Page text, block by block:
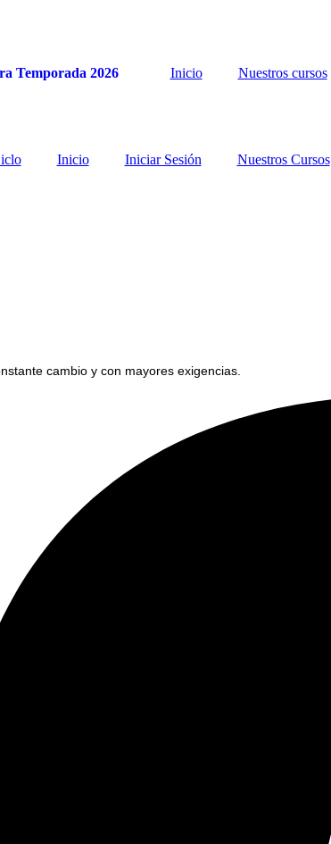
Temporada 2026 Inicio Nuestros cursos
Inicio Iniciar Sesión Nuestros Cursos
cambio y con mayores exigencias.